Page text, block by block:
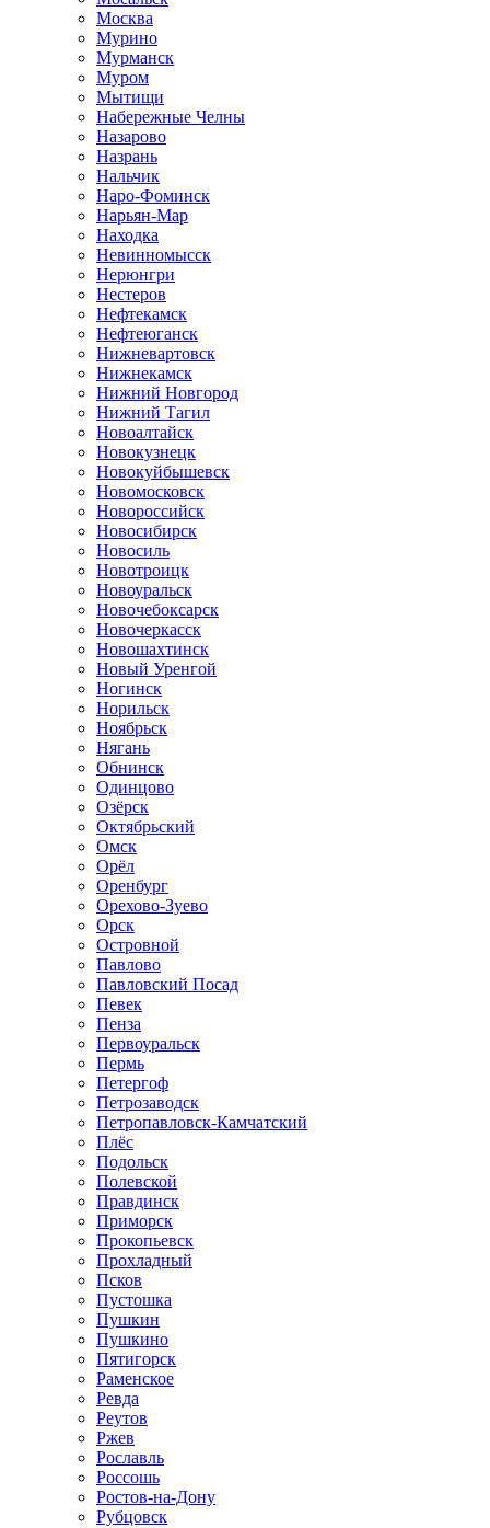
Москва
Мурино
Мурманск
Муром
Мытищи
Набережные Челны
Назарово
Назрань
Нальчик
Наро-Фоминск
Нарьян-Мар
Находка
Невинномысск
Нерюнгри
Нестеров
Нефтекамск
Нефтеюганск
Нижневартовск
Нижнекамск
Нижний Новгород
Нижний Тагил
Новоалтайск
Новокузнецк
Новокуйбышевск
Новомосковск
Новороссийск
Новосибирск
Новосиль
Новотроицк
Новоуральск
Новочебоксарск
Новочеркасск
Новошахтинск
Новый Уренгой
Ногинск
Норильск
Ноябрьск
Нягань
Обнинск
Одинцово
Озёрск
Октябрьский
Омск
Орёл
Оренбург
Орехово-Зуево
Орск
Островной
Павлово
Павловский Посад
Певек
Пенза
Первоуральск
Пермь
Петергоф
Петрозаводск
Петропавловск-Камчатский
Плёс
Подольск
Полевской
Правдинск
Приморск
Прокопьевск
Прохладный
Псков
Пустошка
Пушкин
Пушкино
Пятигорск
Раменское
Ревда
Реутов
Ржев
Рославль
Россошь
Ростов-на-Дону
Рубцовск